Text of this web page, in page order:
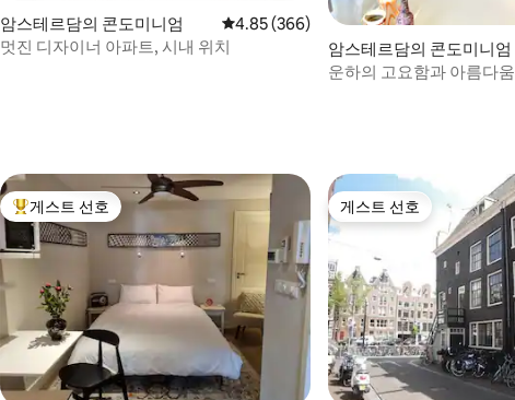
만점), 후기 275개
암스테르담의 콘도미니엄 평점 4.85점(5점 만점), 후기 366개
4.85 (366)
멋진 디자이너 아파트, 시내 위치
암스테르담의 콘도미니엄
운하의 고요함과 아름다움
상위 게스트 선호
게스트 선호 게스트 선호
게스트 선호